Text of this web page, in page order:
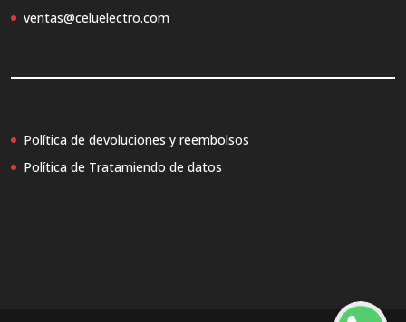
ventas@celuelectro.com
Política de devoluciones y reembolsos
Política de Tratamiendo de datos